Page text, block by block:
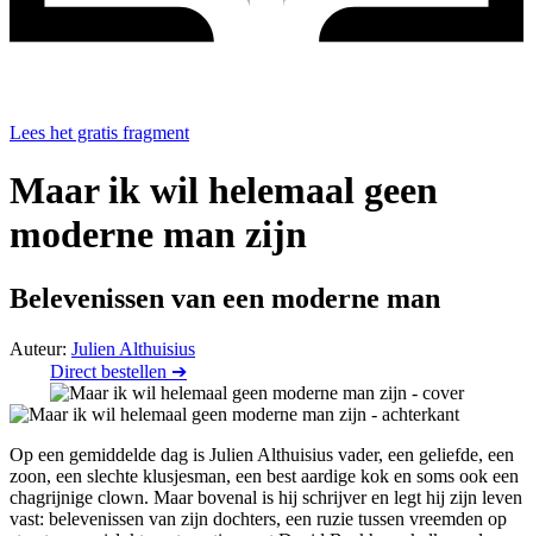
Lees het gratis fragment
Maar ik wil helemaal geen
moderne man zijn
Belevenissen van een moderne man
Auteur: Julien Althuisius
Direct bestellen ➔
Op een gemiddelde dag is Julien Althuisius vader, een geliefde, een
zoon, een slechte klusjesman, een best aardige kok en soms ook een
chagrijnige clown. Maar bovenal is hij schrijver en legt hij zijn leven
vast: belevenissen van zijn dochters, een ruzie tussen vreemden op